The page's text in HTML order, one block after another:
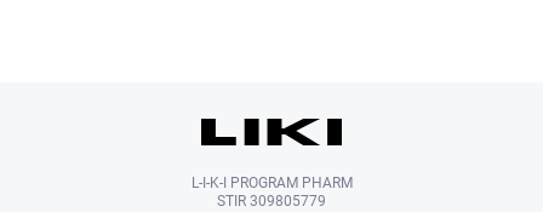
L-I-K-I PROGRAM PHARM
STIR 309805779